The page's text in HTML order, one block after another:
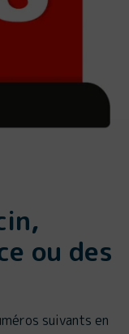
ou des
suivants en